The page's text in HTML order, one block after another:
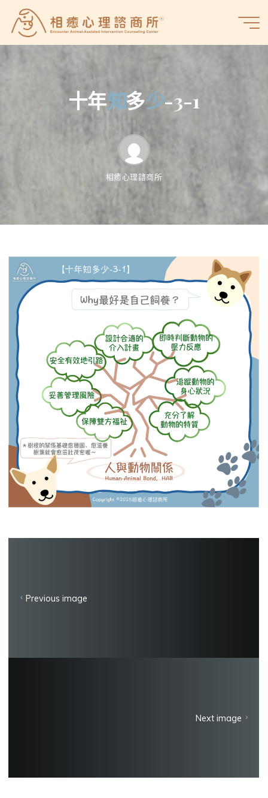
content
癒
商
所
十年知
知多少
少-3-1
相癒心理諮商所
Previous image
Next image